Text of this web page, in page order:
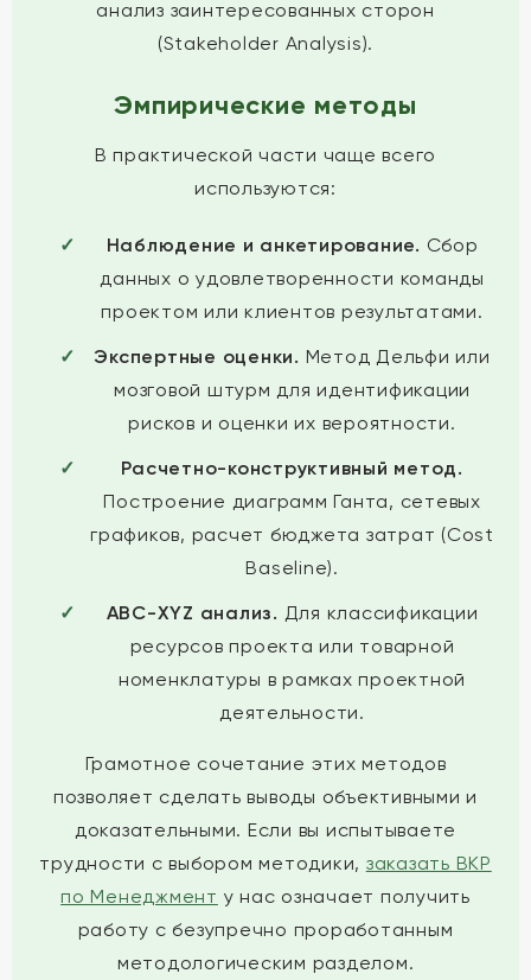
анализ заинтересованных сторон
(Stakeholder Analysis).
Эмпирические методы
В практической части чаще всего
используются:
Наблюдение и анкетирование. Сбор
данных о удовлетворенности команды
проектом или клиентов результатами.
Экспертные оценки. Метод Дельфи или
мозговой штурм для идентификации
рисков и оценки их вероятности.
Расчетно-конструктивный метод.
Построение диаграмм Ганта, сетевых
графиков, расчет бюджета затрат (Cost
Baseline).
ABC-XYZ анализ. Для классификации
ресурсов проекта или товарной
номенклатуры в рамках проектной
деятельности.
Грамотное сочетание этих методов
позволяет сделать выводы объективными и
доказательными. Если вы испытываете
трудности с выбором методики, заказать ВКР
по Менеджмент у нас означает получить
работу с безупречно проработанным
методологическим разделом.